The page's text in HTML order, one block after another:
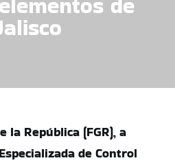
la República (FGR), a
de Control